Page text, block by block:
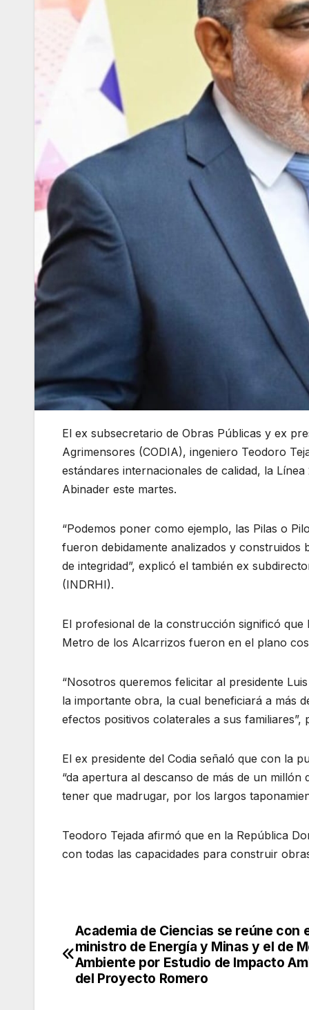
El ex subsecretario de Obras Públicas y ex
Agrimensores (CODIA), ingeniero Teodoro
estándares internacionales de calidad, la
Abinader este martes.
“Podemos poner como ejemplo, las Pilas o
fueron debidamente analizados y construidos
de integridad”, explicó el también ex
(INDRHI).
El profesional de la construcción significó
Metro de los Alcarrizos fueron en el plano
“Nosotros queremos felicitar al presidente
la importante obra, la cual beneficiará a más
efectos positivos colaterales a sus familiares”,
El ex presidente del Codia señaló que con la
“da apertura al descanso de más de un
tener que madrugar, por los largos
Teodoro Tejada afirmó que en la República
con todas las capacidades para construir
Navegación
de
entradas
Academia de Ciencias se reúne con
ministro de Energía y Minas y el de
Ambiente por Estudio de Impacto
del Proyecto Romero